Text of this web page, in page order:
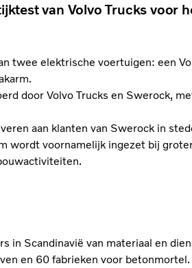
van Volvo Trucks voor
twee elektrische voertuigen: een
door Volvo Trucks en Swerock,
aan klanten van Swerock in
wordt voornamelijk ingezet bij
in Scandinavië van materiaal en
en 60 fabrieken voor